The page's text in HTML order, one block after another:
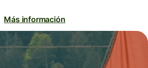
Más información